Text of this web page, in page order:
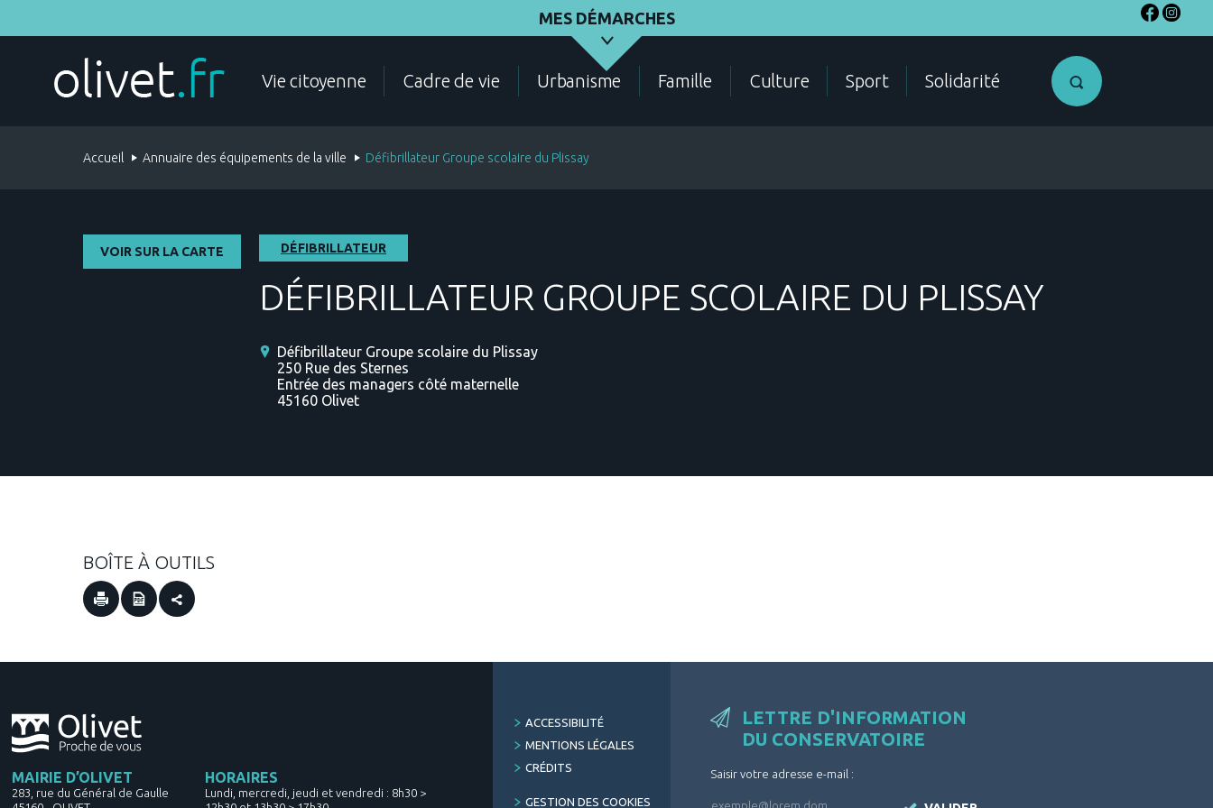
MES DÉMARCHES
MES DÉMARCHES
FAMILLE
mon compte
citoyen
Vie citoyenne Cadre de vie Urbanisme Famille Culture Sport Solidarité
Accueil Annuaire des équipements de la ville Défibrillateur Groupe scolaire du Plissay
VOIR SUR LA CARTE DÉFIBRILLATEUR
DÉFIBRILLATEUR GROUPE SCOLAIRE DU PLISSAY
Défibrillateur Groupe scolaire du Plissay
250 Rue des Sternes
Entrée des managers côté maternelle
45160 Olivet
BOÎTE À OUTILS
MAIRIE D’OLIVET
283, rue du Général de Gaulle
HORAIRES
Lundi, mercredi, jeudi et vendredi : 8h30 >
FOOTER
ACCESSIBILITÉ
MENTIONS LÉGALES
CRÉDITS
GESTION DES COOKIES
LETTRE D'INFORMATION
DU CONSERVATOIRE
Saisir votre adresse e-mail :